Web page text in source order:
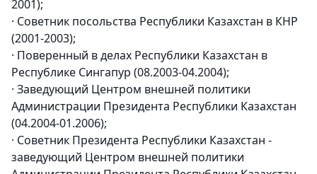
2001);
· Советник посольства Республики Казахстан в КНР
(2001-2003);
· Поверенный в делах Республики Казахстан в
Республике Сингапур (08.2003-04.2004);
· Заведующий Центром внешней политики
Администрации Президента Республики Казахстан
(04.2004-01.2006);
· Советник Президента Республики Казахстан -
заведующий Центром внешней политики